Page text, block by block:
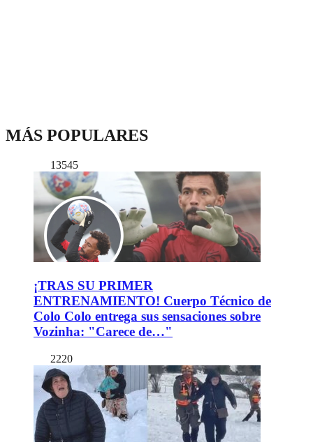
MÁS POPULARES
13545
¡TRAS SU PRIMER
ENTRENAMIENTO! Cuerpo Técnico de
Colo Colo entrega sus sensaciones sobre
Vozinha: "Carece de…"
2220